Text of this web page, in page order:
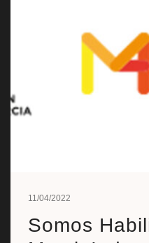
11/04/2022
Somos